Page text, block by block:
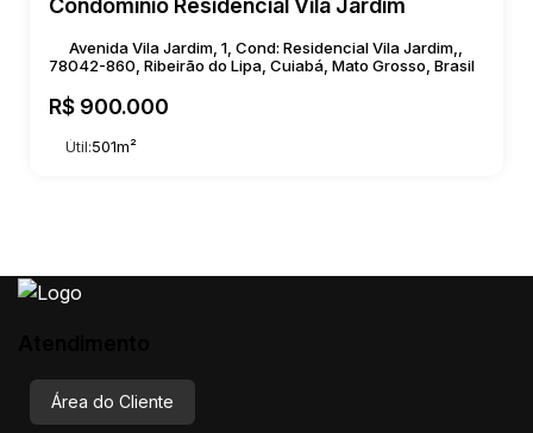
Condomínio Residencial Vila Jardim
R$ 900.000
Avenida Vila Jardim, 1, Cond: Residencial Vila Jardim,,
78042-860, Ribeirão do Lipa, Cuiabá, Mato Grosso, Brasil
Útil:501m²
Área do Cliente